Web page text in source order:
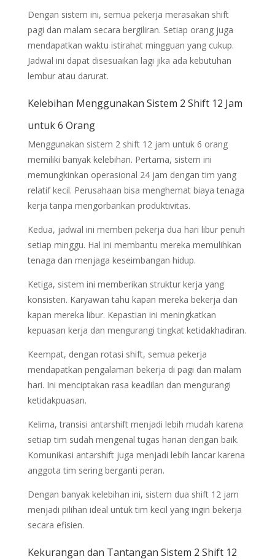
Dengan sistem ini, semua pekerja merasakan shift
pagi dan malam secara bergiliran. Setiap orang juga
mendapatkan waktu istirahat mingguan yang cukup.
Jadwal ini dapat disesuaikan lagi jika ada kebutuhan
lembur atau darurat.
Kelebihan Menggunakan Sistem 2 Shift 12 Jam
untuk 6 Orang
Menggunakan sistem 2 shift 12 jam untuk 6 orang
memiliki banyak kelebihan. Pertama, sistem ini
memungkinkan operasional 24 jam dengan tim yang
relatif kecil. Perusahaan bisa menghemat biaya tenaga
kerja tanpa mengorbankan produktivitas.
Kedua, jadwal ini memberi pekerja dua hari libur penuh
setiap minggu. Hal ini membantu mereka memulihkan
tenaga dan menjaga keseimbangan hidup.
Ketiga, sistem ini memberikan struktur kerja yang
konsisten. Karyawan tahu kapan mereka bekerja dan
kapan mereka libur. Kepastian ini meningkatkan
kepuasan kerja dan mengurangi tingkat ketidakhadiran.
Keempat, dengan rotasi shift, semua pekerja
mendapatkan pengalaman bekerja di pagi dan malam
hari. Ini menciptakan rasa keadilan dan mengurangi
ketidakpuasan.
Kelima, transisi antarshift menjadi lebih mudah karena
setiap tim sudah mengenal tugas harian dengan baik.
Komunikasi antarshift juga menjadi lebih lancar karena
anggota tim sering berganti peran.
Dengan banyak kelebihan ini, sistem dua shift 12 jam
menjadi pilihan ideal untuk tim kecil yang ingin bekerja
secara efisien.
Kekurangan dan Tantangan Sistem 2 Shift 12